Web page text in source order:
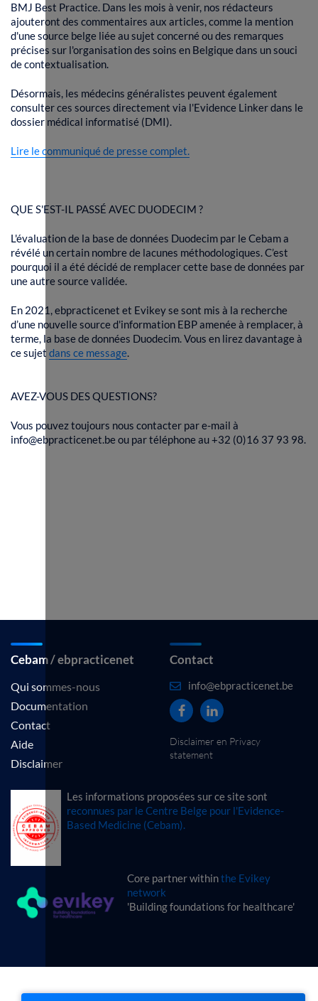
BMJ Best Practice. Dans les mois à venir, nos rédacteurs
ajouteront des commentaires aux articles, comme la mention
d'une source belge liée au sujet concerné ou des remarques
précises sur l'organisation des soins en Belgique dans un souci
de contextualisation.
Désormais, les médecins généralistes peuvent également
consulter ces sources directement via l'Evidence Linker dans le
dossier médical informatisé (DMI).
Lire le communiqué de presse complet.
QUE S'EST-IL PASSÉ AVEC DUODECIM ?
L'évaluation de la base de données Duodecim par le Cebam a
révélé un certain nombre de lacunes méthodologiques. C’est
pourquoi il a été décidé de remplacer cette base de données par
une autre source validée.
En 2021, ebpracticenet et Evikey se sont mis à la recherche
d’une nouvelle source d'information EBP amenée à remplacer, à
terme, la base de données Duodecim. Vous en lirez davantage à
ce sujet dans ce message.
AVEZ-VOUS DES QUESTIONS?
Vous pouvez toujours nous contacter par e-mail à
info@ebpracticenet.be ou par téléphone au +32 (0)16 37 93 98.
Cebam / ebpracticenet
Qui sommes-nous
Documentation
Contact
Aide
Disclaimer
Contact
info@ebpracticenet.be
Disclaimer en Privacy
statement
Les informations proposées sur ce site sont
reconnues par le Centre Belge pour l'Evidence-
Based Medicine (Cebam).
Core partner withinthe Evikey
network
'Building foundations for healthcare'